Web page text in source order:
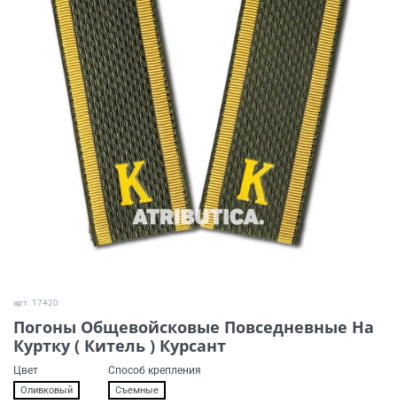
арт. 17420
Погоны Общевойсковые Повседневные На
Куртку ( Китель ) Курсант
Цвет
Оливковый
Способ крепления
Съемные